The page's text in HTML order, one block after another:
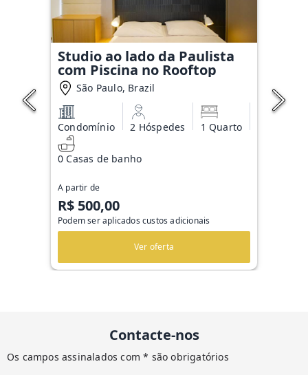
Studio ao lado da Paulista
com Piscina no Rooftop
São Paulo, Brazil
Condomínio 2 Hóspedes 1 Quarto
0 Casas de banho
A partir de
R$ 500,00
Podem ser aplicados custos adicionais
Ver oferta
Contacte-nos
Os campos assinalados com * são obrigatórios